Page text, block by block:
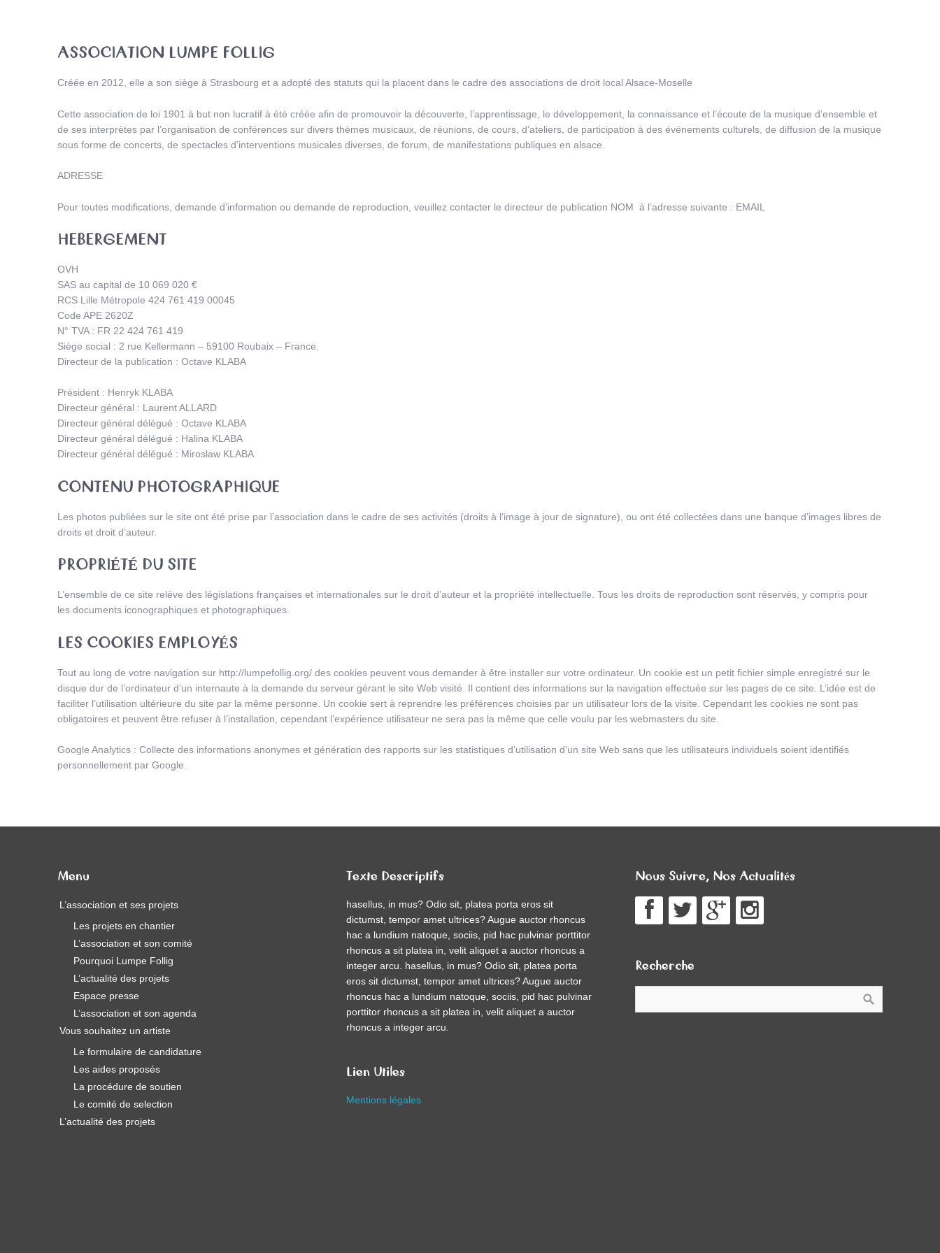
ASSOCIATION LUMPE FOLLIG
Créée en 2012, elle a son siège à Strasbourg et a adopté des statuts qui la placent dans le cadre des associations de droit local Alsace-Moselle
Cette association de loi 1901 à but non lucratif à été créée afin de promouvoir la découverte, l’apprentissage, le développement, la connaissance et l’écoute de la musique d’ensemble et
de ses interprètes par l’organisation de conférences sur divers thèmes musicaux, de réunions, de cours, d’ateliers, de participation à des événements culturels, de diffusion de la musique
sous forme de concerts, de spectacles d’interventions musicales diverses, de forum, de manifestations publiques en alsace.
ADRESSE
Pour toutes modifications, demande d’information ou demande de reproduction, veuillez contacter le directeur de publication NOM à l’adresse suivante : EMAIL
HEBERGEMENT
OVH
SAS au capital de 10 069 020 €
RCS Lille Métropole 424 761 419 00045
Code APE 2620Z
N° TVA : FR 22 424 761 419
Siège social : 2 rue Kellermann – 59100 Roubaix – France.
Directeur de la publication : Octave KLABA
Président : Henryk KLABA
Directeur général : Laurent ALLARD
Directeur général délégué : Octave KLABA
Directeur général délégué : Halina KLABA
Directeur général délégué : Miroslaw KLABA
CONTENU PHOTOGRAPHIQUE
Les photos publiées sur le site ont été prise par l’association dans le cadre de ses activités (droits à l’image à jour de signature), ou ont été collectées dans une banque d’images libres de
droits et droit d’auteur.
PROPRIÉTÉ DU SITE
L’ensemble de ce site relève des législations françaises et internationales sur le droit d’auteur et la propriété intellectuelle. Tous les droits de reproduction sont réservés, y compris pour
les documents iconographiques et photographiques.
LES COOKIES EMPLOYÉS
Tout au long de votre navigation sur http://lumpefollig.org/ des cookies peuvent vous demander à être installer sur votre ordinateur. Un cookie est un petit fichier simple enregistré sur le
disque dur de l’ordinateur d’un internaute à la demande du serveur gérant le site Web visité. Il contient des informations sur la navigation effectuée sur les pages de ce site. L’idée est de
faciliter l’utilisation ultérieure du site par la même personne. Un cookie sert à reprendre les préférences choisies par un utilisateur lors de la visite. Cependant les cookies ne sont pas
obligatoires et peuvent être refuser à l’installation, cependant l’expérience utilisateur ne sera pas la même que celle voulu par les webmasters du site.
Google Analytics : Collecte des informations anonymes et génération des rapports sur les statistiques d’utilisation d’un site Web sans que les utilisateurs individuels soient identifiés
personnellement par Google.
Menu
L’association et ses projets
Les projets en chantier
L’association et son comité
Pourquoi Lumpe Follig
L’actualité des projets
Espace presse
L’association et son agenda
Vous souhaitez un artiste
Le formulaire de candidature
Les aides proposés
La procédure de soutien
Le comité de selection
L’actualité des projets
Texte Descriptifs
hasellus, in mus? Odio sit, platea porta eros sit
dictumst, tempor amet ultrices? Augue auctor rhoncus
hac a lundium natoque, sociis, pid hac pulvinar porttitor
rhoncus a sit platea in, velit aliquet a auctor rhoncus a
integer arcu. hasellus, in mus? Odio sit, platea porta
eros sit dictumst, tempor amet ultrices? Augue auctor
rhoncus hac a lundium natoque, sociis, pid hac pulvinar
porttitor rhoncus a sit platea in, velit aliquet a auctor
rhoncus a integer arcu.
Lien Utiles
Mentions légales
Nous Suivre, Nos Actualités
Recherche